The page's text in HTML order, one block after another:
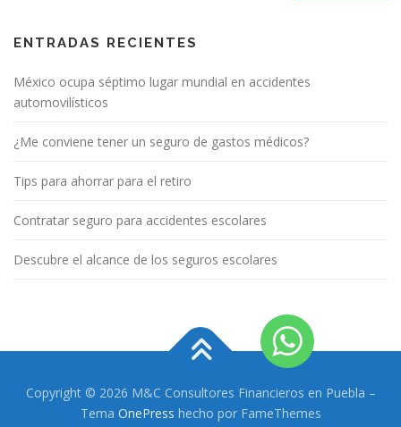
ENTRADAS RECIENTES
México ocupa séptimo lugar mundial en accidentes
automovilísticos
¿Me conviene tener un seguro de gastos médicos?
Tips para ahorrar para el retiro
Contratar seguro para accidentes escolares
Descubre el alcance de los seguros escolares
Copyright © 2026 M&C Consultores Financieros en Puebla –
Tema OnePress hecho por FameThemes